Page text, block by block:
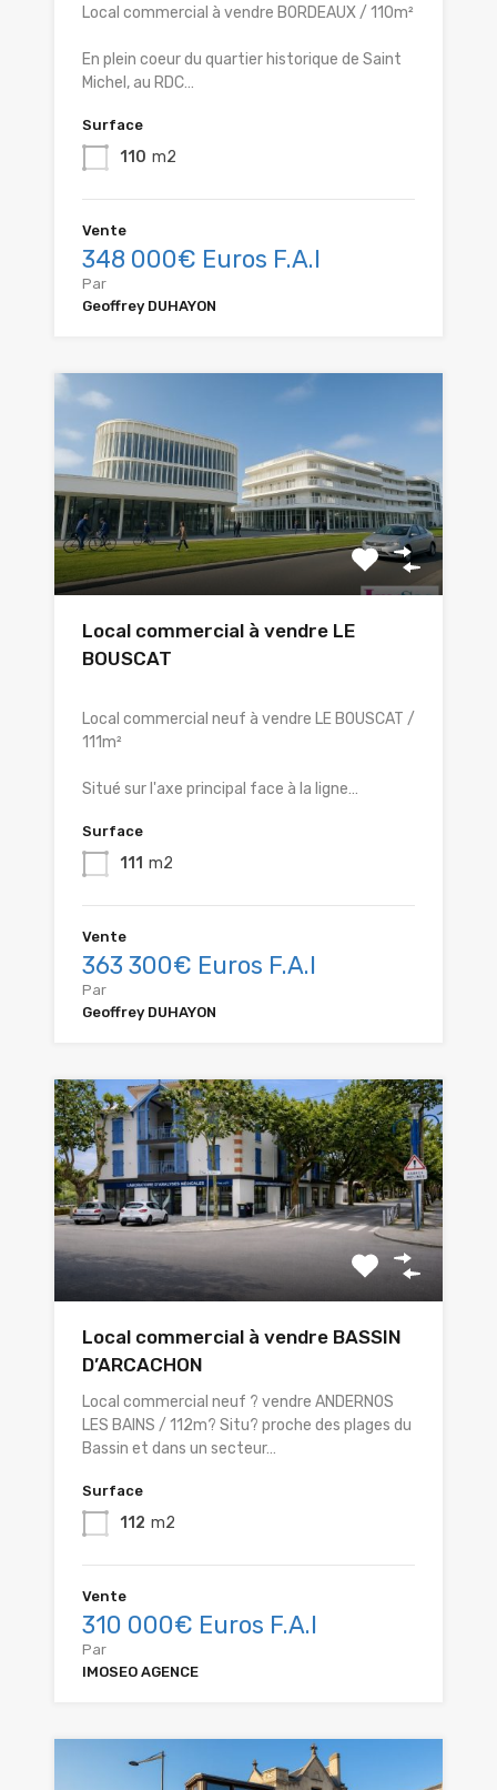
Local commercial à vendre BORDEAUX / 110m²
En plein coeur du quartier historique de Saint
Michel, au RDC…
Surface
110 m2
Vente
348 000€ Euros F.A.I
Par
Geoffrey DUHAYON
Local commercial à vendre LE
BOUSCAT
Local commercial neuf à vendre LE BOUSCAT /
111m²
Situé sur l'axe principal face à la ligne…
Surface
111 m2
Vente
363 300€ Euros F.A.I
Par
Geoffrey DUHAYON
Local commercial à vendre BASSIN
D’ARCACHON
Local commercial neuf ? vendre ANDERNOS
LES BAINS / 112m? Situ? proche des plages du
Bassin et dans un secteur…
Surface
112 m2
Vente
310 000€ Euros F.A.I
Par
IMOSEO AGENCE